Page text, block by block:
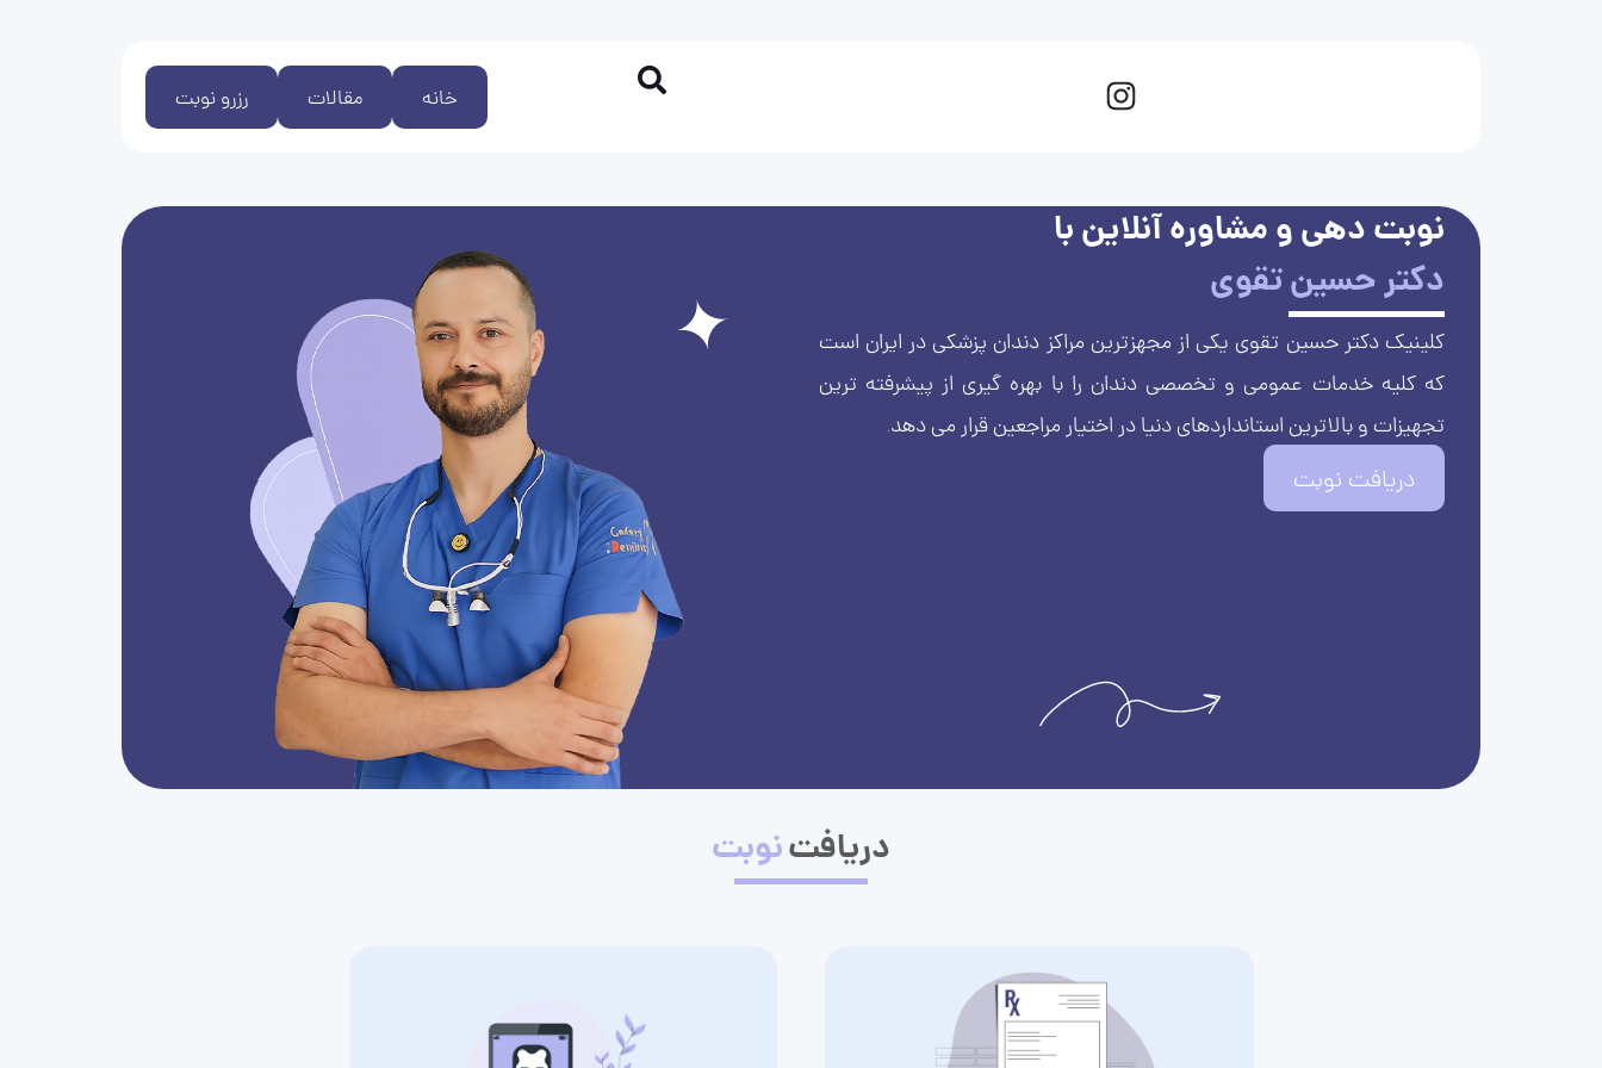
رزرو نوبت مقالات خانه
نوبت دهی و مشاوره آنلاین با
دکتر حسین تقوی
کلینیک دکتر حسین تقوی یکی از مجهزترین مراکز دندان پزشکی در ایران است
که کلیه خدمات عمومی و تخصصی دندان را با بهره گیری از پیشرفته ترین
تجهیزات و بالاترین استانداردهای دنیا در اختیار مراجعین قرار می دهد.
دریافت نوبت
دریافتنوبت